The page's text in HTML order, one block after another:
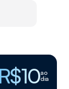
ao
dia